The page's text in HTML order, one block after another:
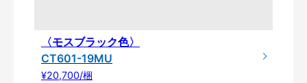
〈モスブラック色〉
CT601-19MU
¥20,700/梱